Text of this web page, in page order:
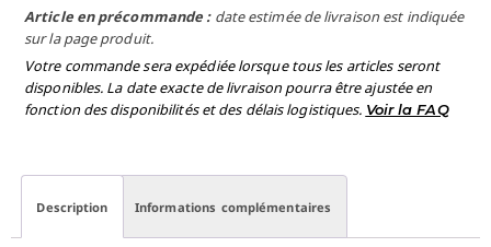
Article en précommande : date estimée de livraison est indiquée
sur la page produit.
Votre commande sera expédiée lorsque tous les articles seront
disponibles. La date exacte de livraison pourra être ajustée en
fonction des disponibilités et des délais logistiques. Voir la FAQ
Description Informations complémentaires